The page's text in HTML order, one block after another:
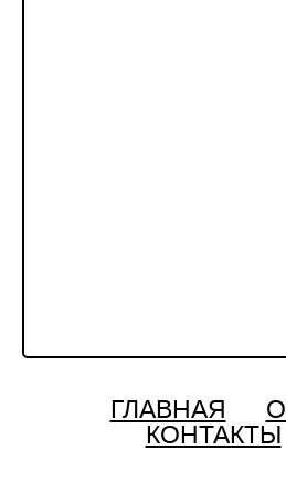
ГЛАВНАЯ
КОНТАКТЫ